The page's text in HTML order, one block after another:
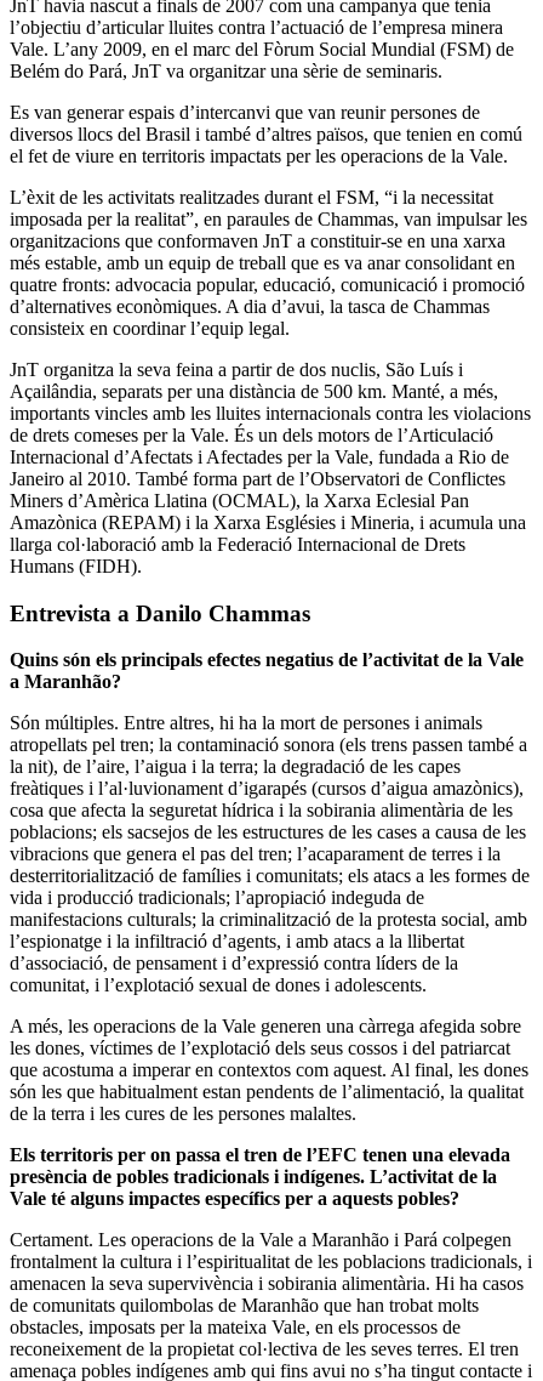
JnT havia nascut a finals de 2007 com una campanya que tenia
l’objectiu d’articular lluites contra l’actuació de l’empresa minera
Vale. L’any 2009, en el marc del Fòrum Social Mundial (FSM) de
Belém do Pará, JnT va organitzar una sèrie de seminaris.
Es van generar espais d’intercanvi que van reunir persones de
diversos llocs del Brasil i també d’altres països, que tenien en comú
el fet de viure en territoris impactats per les operacions de la Vale.
L’èxit de les activitats realitzades durant el FSM, “i la necessitat
imposada per la realitat”, en paraules de Chammas, van impulsar les
organitzacions que conformaven JnT a constituir-se en una xarxa
més estable, amb un equip de treball que es va anar consolidant en
quatre fronts: advocacia popular, educació, comunicació i promoció
d’alternatives econòmiques. A dia d’avui, la tasca de Chammas
consisteix en coordinar l’equip legal.
JnT organitza la seva feina a partir de dos nuclis, São Luís i
Açailândia, separats per una distància de 500 km. Manté, a més,
importants vincles amb les lluites internacionals contra les violacions
de drets comeses per la Vale. És un dels motors de l’Articulació
Internacional d’Afectats i Afectades per la Vale, fundada a Rio de
Janeiro al 2010. També forma part de l’Observatori de Conflictes
Miners d’Amèrica Llatina (OCMAL), la Xarxa Eclesial Pan
Amazònica (REPAM) i la Xarxa Esglésies i Mineria, i acumula una
llarga col·laboració amb la Federació Internacional de Drets
Humans (FIDH).
Entrevista a Danilo Chammas
Quins són els principals efectes negatius de l’activitat de la Vale
a Maranhão?
Són múltiples. Entre altres, hi ha la mort de persones i animals
atropellats pel tren; la contaminació sonora (els trens passen també a
la nit), de l’aire, l’aigua i la terra; la degradació de les capes
freàtiques i l’al·luvionament d’igarapés (cursos d’aigua amazònics),
cosa que afecta la seguretat hídrica i la sobirania alimentària de les
poblacions; els sacsejos de les estructures de les cases a causa de les
vibracions que genera el pas del tren; l’acaparament de terres i la
desterritorialització de famílies i comunitats; els atacs a les formes de
vida i producció tradicionals; l’apropiació indeguda de
manifestacions culturals; la criminalització de la protesta social, amb
l’espionatge i la infiltració d’agents, i amb atacs a la llibertat
d’associació, de pensament i d’expressió contra líders de la
comunitat, i l’explotació sexual de dones i adolescents.
A més, les operacions de la Vale generen una càrrega afegida sobre
les dones, víctimes de l’explotació dels seus cossos i del patriarcat
que acostuma a imperar en contextos com aquest. Al final, les dones
són les que habitualment estan pendents de l’alimentació, la qualitat
de la terra i les cures de les persones malaltes.
Els territoris per on passa el tren de l’EFC tenen una elevada
presència de pobles tradicionals i indígenes. L’activitat de la
Vale té alguns impactes específics per a aquests pobles?
Certament. Les operacions de la Vale a Maranhão i Pará colpegen
frontalment la cultura i l’espiritualitat de les poblacions tradicionals, i
amenacen la seva supervivència i sobirania alimentària. Hi ha casos
de comunitats quilombolas de Maranhão que han trobat molts
obstacles, imposats per la mateixa Vale, en els processos de
reconeixement de la propietat col·lectiva de les seves terres. El tren
amenaça pobles indígenes amb qui fins avui no s’ha tingut contacte i